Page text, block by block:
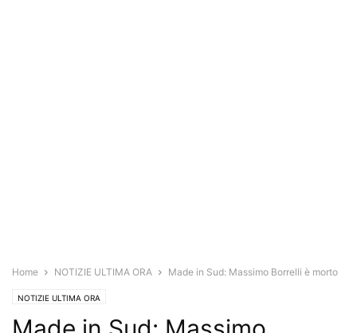
Home NOTIZIE ULTIMA ORA Made in Sud: Massimo Borrelli è morto
NOTIZIE ULTIMA ORA